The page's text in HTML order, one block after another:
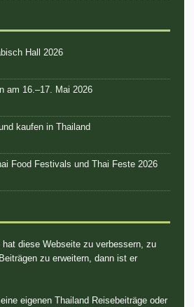
Hall 2026
am 16.–17. Mai 2026
kaufen in Thailand
Food Festivals und Thai Feste 2026
diese Webseite zu verbessern, zu
zu erweitern, dann ist er
eigenen Thailand Reisebeiträge oder